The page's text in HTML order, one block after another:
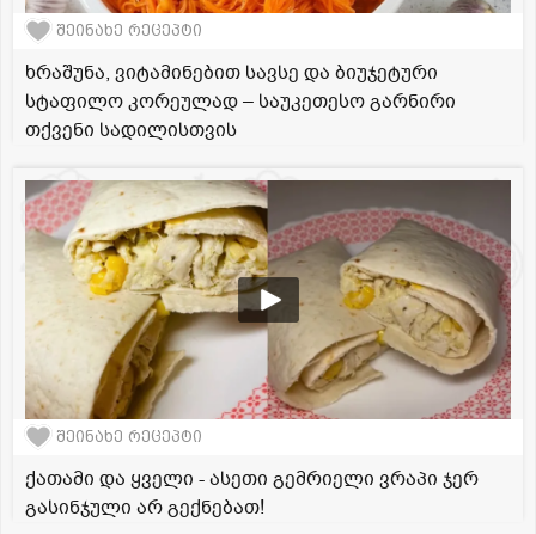
შეინახე რეცეპტი
ხრაშუნა, ვიტამინებით სავსე და ბიუჯეტური
სტაფილო კორეულად – საუკეთესო გარნირი
თქვენი სადილისთვის
შეინახე რეცეპტი
ქათამი და ყველი - ასეთი გემრიელი ვრაპი ჯერ
გასინჯული არ გექნებათ!